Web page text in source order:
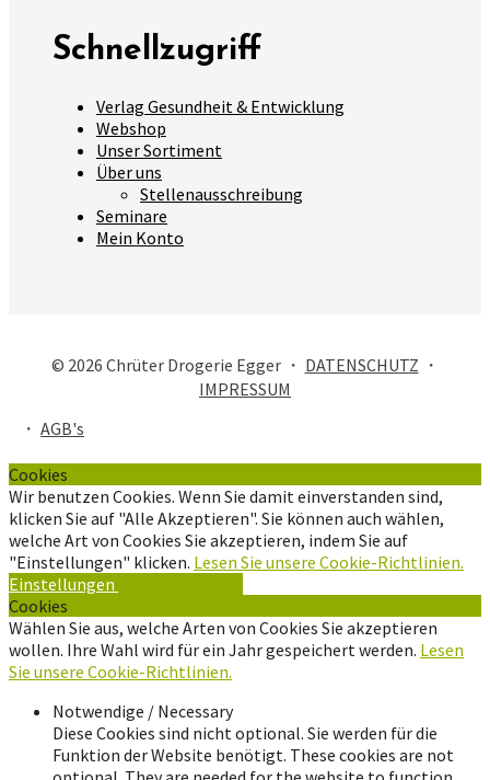
Schnellzugriff
Verlag Gesundheit & Entwicklung
Webshop
Unser Sortiment
Über uns
Stellenausschreibung
Seminare
Mein Konto
© 2026 Chrüter Drogerie Egger ・ DATENSCHUTZ ・
IMPRESSUM
・ AGB's
Cookies
Wir benutzen Cookies. Wenn Sie damit einverstanden sind,
klicken Sie auf "Alle Akzeptieren". Sie können auch wählen,
welche Art von Cookies Sie akzeptieren, indem Sie auf
"Einstellungen" klicken. Lesen Sie unsere Cookie-Richtlinien.
Einstellungen
Cookies
Wählen Sie aus, welche Arten von Cookies Sie akzeptieren
wollen. Ihre Wahl wird für ein Jahr gespeichert werden. Lesen
Sie unsere Cookie-Richtlinien.
Notwendige / Necessary
Diese Cookies sind nicht optional. Sie werden für die
Funktion der Website benötigt. These cookies are not